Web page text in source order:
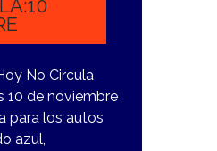
No Circula
10 de noviembre
para los autos
azul,